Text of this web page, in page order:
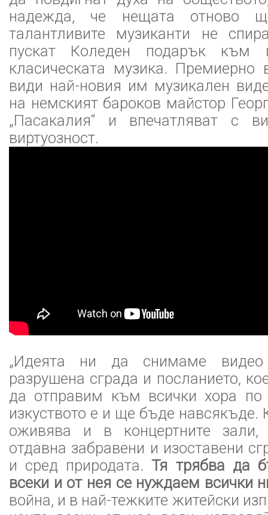
надежда, че нещата отново
талантливите музиканти не
пускат Коледен подарък към
класическата музика.
види най-новия им музикален
на немският бароков майстор
„Пасакалия“ и впечатляват с
виртуозност.
„Идеята ни да снимаме
разрушена сграда и посланието,
да отправим към всички хора по
изкуството е и ще бъде навсякъде.
оживява и в концертните зали,
отдавна забравени и изоставени
и сред природата. Тя трябва да
всеки и от нея се нуждаем всички
война, и в най-тежките житейски